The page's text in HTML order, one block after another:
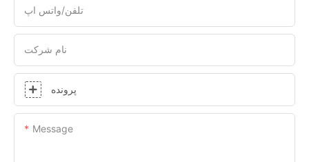
تلفن/واتس اپ
نام شرکت
پرونده
Message